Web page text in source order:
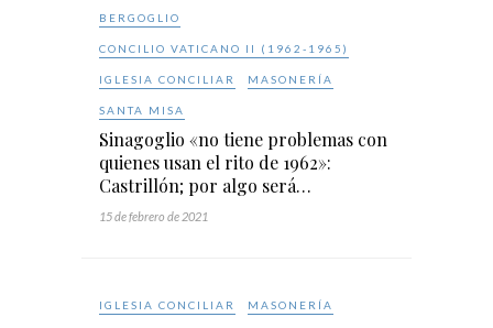
BERGOGLIO
CONCILIO VATICANO II (1962-1965)
IGLESIA CONCILIAR MASONERÍA
SANTA MISA
Sinagoglio «no tiene problemas con
quienes usan el rito de 1962»:
Castrillón; por algo será…
15 de febrero de 2021
IGLESIA CONCILIAR MASONERÍA